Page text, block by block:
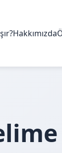
Hakkımızda